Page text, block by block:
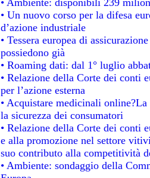
• Un nuovo corso per la difesa
d’azione industriale
• Tessera europea di
possiedono già
• Roaming dati: dal 1° luglio
• Relazione della Corte dei conti
per l’azione esterna
• Acquistare medicinali
la sicurezza dei consumatori
• Relazione della Corte dei conti
e alla promozione nel settore
suo contributo alla competitività
• Ambiente: sondaggio della